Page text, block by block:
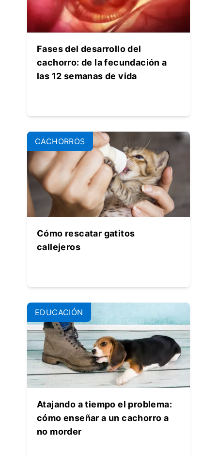
Fases del desarrollo del
cachorro: de la fecundación a
las 12 semanas de vida
CACHORROS
Cómo rescatar gatitos
callejeros
EDUCACIÓN
Atajando a tiempo el problema:
cómo enseñar a un cachorro a
no morder